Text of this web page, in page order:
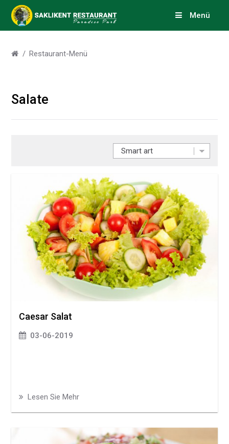
Menü
Restaurant-Menü
Salate
Caesar Salat
03-06-2019
Lesen Sie Mehr